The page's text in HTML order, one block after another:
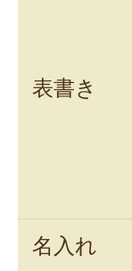
表書き
名入れ